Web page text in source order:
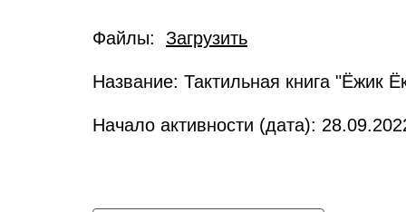
Файлы: Загрузить
Название: Тактильная книга "Ёжик
Начало активности (дата):